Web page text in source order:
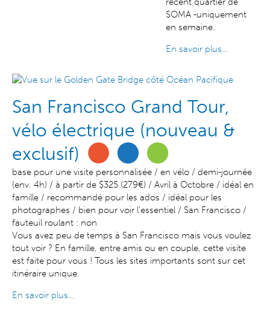
SOMA -uniquement
en semaine.
En savoir plus…
San Francisco Grand Tour,
vélo électrique (nouveau &
exclusif)
base pour une visite personnalisée / en vélo / demi-journée
(env. 4h) / à partir de $325 (279€) / Avril à Octobre / idéal en
famille / recommandé pour les ados / idéal pour les
photographes / bien pour voir l'essentiel / San Francisco /
fauteuil roulant : non
Vous avez peu de temps à San Francisco mais vous voulez
tout voir ? En famille, entre amis ou en couple, cette visite
est faite pour vous ! Tous les sites importants sont sur cet
itinéraire unique.
En savoir plus…